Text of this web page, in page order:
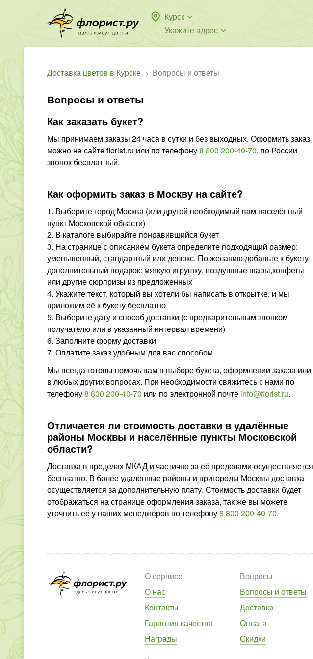
Курск
Укажите адрес
Доставка цветов в Курске Вопросы и ответы
Вопросы и ответы
Как заказать букет?
Мы принимаем заказы 24 часа в сутки и без выходных. Оформить заказ
можно на сайте florist.ru или по телефону8 800 200-40-70, по России
звонок бесплатный.
Как оформить заказ в Москву на сайте?
1. Выберите город Москва (или другой необходимый вам населённый
пункт Московской области)
2. В каталоге выбирайте понравившийся букет
3. На странице с описанием букета определите подходящий размер:
уменьшенный, стандартный или делюкс. По желанию добавьте к букету
дополнительный подарок: мягкую игрушку, воздушные шары,конфеты
или другие сюрпризы из предложенных
4. Укажите текст, который вы хотели бы написать в открытке, и мы
приложим её к букету бесплатно
5. Выберите дату и способ доставки (с предварительным звонком
получателю или в указанный интервал времени)
6. Заполните форму доставки
7. Оплатите заказ удобным для вас способом
Мы всегда готовы помочь вам в выборе букета, оформлении заказа или
в любых других вопросах. При необходимости свяжитесь с нами по
телефону8 800 200-40-70 или по электронной почте info@florist.ru.
Отличается ли стоимость доставки в удалённые
районы Москвы и населённые пункты Московской
области?
Доставка в пределах МКАД и частично за её пределами осуществляется
бесплатно. В более удалённые районы и пригороды Москвы доставка
осуществляется за дополнительную плату. Стоимость доставки будет
отображаться на странице оформления заказа, так же вы можете
уточнить её у наших менеджеров по телефону8 800 200-40-70.
О сервисе
О нас
Контакты
Гарантия качества
Награды
Вопросы
Вопросы и ответы
Доставка
Оплата
Скидки